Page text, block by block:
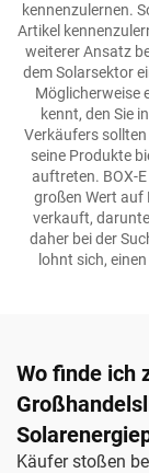
kennenzulernen.
Artikel
weiterer Ansatz
dem Solarsektor
Möglicherweise
kennt, den Sie
Verkäufers
seine Produkte
auftreten. BOX-
großen Wert auf
verkauft,
daher bei der
lohnt sich,
Wo finde ich
Käufer stoßen